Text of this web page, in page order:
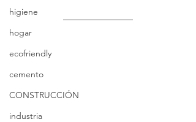
higiene
hogar
ecofriendly
cemento
CONSTRUCCIÓN
industria